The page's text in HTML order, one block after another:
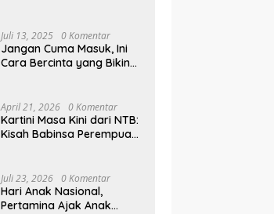
Juli 13, 2025 0 Komentar
Jangan Cuma Masuk, Ini
Cara Bercinta yang Bikin
April 21, 2026 0 Komentar
Kartini Masa Kini dari NTB:
Kisah Babinsa Perempuan
Juli 23, 2026 0 Komentar
Hari Anak Nasional,
Pertamina Ajak Anak